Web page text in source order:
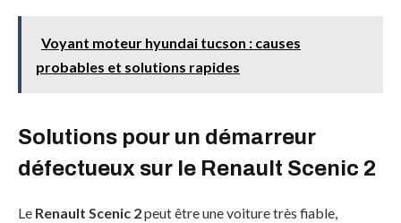
Voyant moteur hyundai tucson : causes
probables et solutions rapides
Solutions pour un démarreur
défectueux sur le Renault Scenic 2
Le Renault Scenic 2peut être une voiture très fiable,